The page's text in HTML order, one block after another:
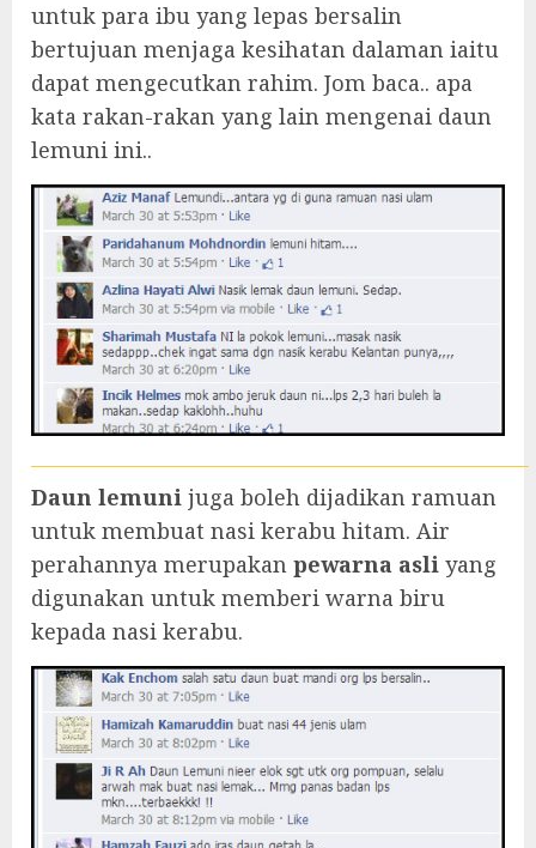
untuk para ibu yang lepas bersalin
bertujuan menjaga kesihatan dalaman iaitu
dapat mengecutkan rahim. Jom baca.. apa
kata rakan-rakan yang lain mengenai daun
lemuni ini..
Daun lemuni juga boleh dijadikan ramuan
untuk membuat nasi kerabu hitam. Air
perahannya merupakan pewarna asli yang
digunakan untuk memberi warna biru
kepada nasi kerabu.